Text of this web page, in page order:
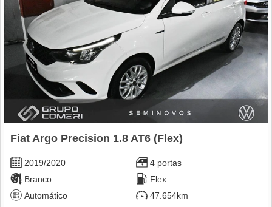
Fiat Argo Precision 1.8 AT6 (Flex)
2019/2020
4 portas
Branco
Flex
Automático
47.654km